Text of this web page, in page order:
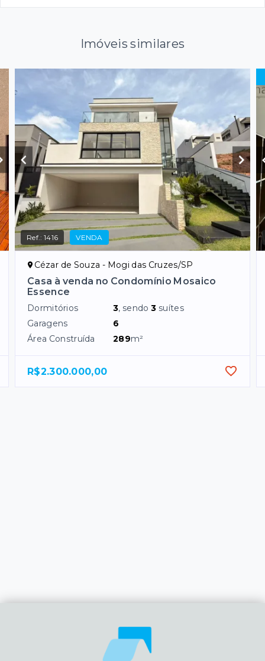
Imóveis similares
Ref.:1416 VENDA
Cézar de Souza - Mogi das Cruzes/SP
Casa à venda no Condomínio Mosaico
Essence
Dormitórios 3, sendo3 suítes
Garagens
6
Área Construída
289m²
R$2.300.000,00